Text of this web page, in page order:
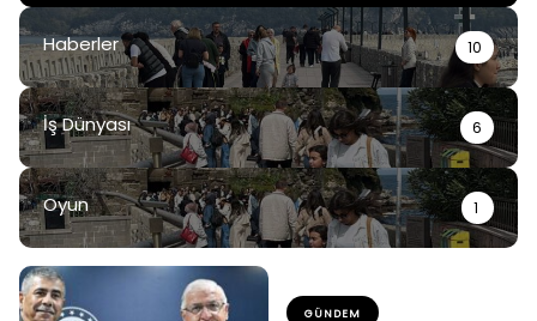
Haberler 10
İş Dünyası 6
Oyun 1
GÜNDEM